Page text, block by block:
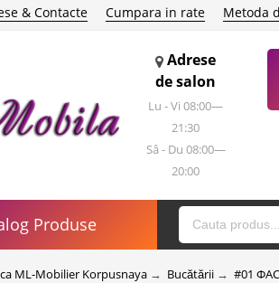
& Contacte Cumpara in rate Metoda
Adrese
de salon
Lu - Vi 08:00—
21:30
Sâ - Du 08:00—
20:00
Produse
ML-Mobilier Korpusnaya → Bucătării → #01